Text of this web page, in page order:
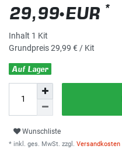
29,99 EUR *
Inhalt 1 Kit
Grundpreis29,99 € / Kit
Auf Lager
Wunschliste
* inkl. ges. MwSt. zzgl. Versandkosten